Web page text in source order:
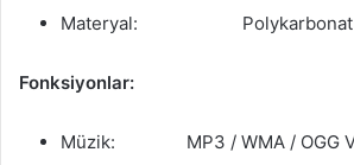
Materyal: Polykarbonat
Fonksiyonlar:
Müzik: MP3 / WMA / OGG